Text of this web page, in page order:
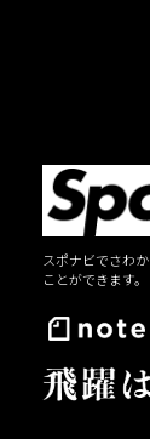
スポナビでさわ
ことができます。